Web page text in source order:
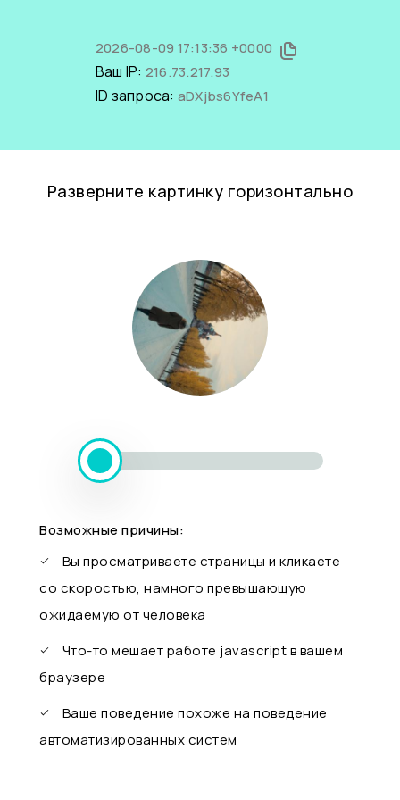
2026-08-09 17:13:36 +0000
Ваш IP: 216.73.217.93
ID запроса: aDXjbs6YfeA1
Разверните картинку горизонтально
Возможные причины:
Вы просматриваете страницы и кликаете
со скоростью, намного превышающую
ожидаемую от человека
Что-то мешает работе javascript в вашем
браузере
Ваше поведение похоже на поведение
автоматизированных систем